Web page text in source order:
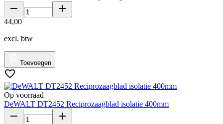
44,00
excl. btw
Toevoegen
Op voorraad
DeWALT DT2452 Reciprozaagblad isolatie 400mm